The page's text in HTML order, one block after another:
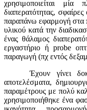
χρησιμοποιείται μία
διαπερατότητας,
παραπάνω εφαρμογή στα
υλικού κατά την
ένας θάλαμος
εργαστήριο ή probe
παραγωγή (πχ εντός
Έχουν γίνει
αποτελέσματα,
παραμέτρους με πολύ
χρησιμοποιήθηκε ένα